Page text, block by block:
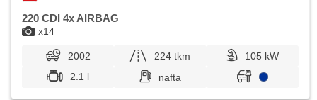
x14
220 CDI 4x AIRBAG
2002 224 tkm
105 kW
2.1 l
nafta